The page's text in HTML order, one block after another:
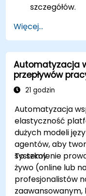
szczegółów.
Więcej...
Automatyzacja
przepływów
autonomicznych
21 godzin
Automatyzacja
elastyczność
dużych modeli
agentów, aby
systemy.
To szkolenie
żywo (online lub
profesjonalistów